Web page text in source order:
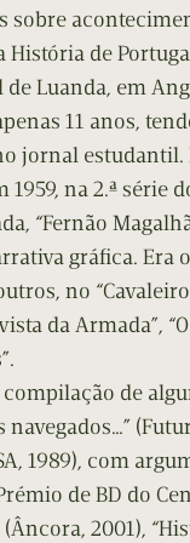
sobre
História de
Luanda, em
11 anos,
jornal estudantil.
na 2.ª série
“Fernão
gráfica.
no
da Armada”,
de
1989), com
de BD do
2001),